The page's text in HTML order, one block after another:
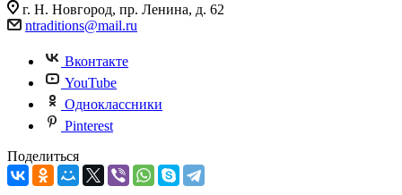
г. Н. Новгород, пр. Ленина, д. 62
ntraditions@mail.ru
Вконтакте
YouTube
Одноклассники
Pinterest
Поделиться